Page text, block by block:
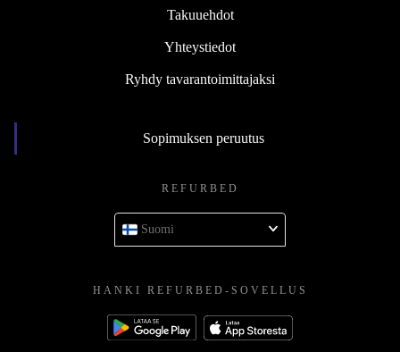
Takuuehdot
Yhteystiedot
Ryhdy tavarantoimittajaksi
Sopimuksen peruutus
REFURBED
Suomi
HANKI REFURBED-SOVELLUS